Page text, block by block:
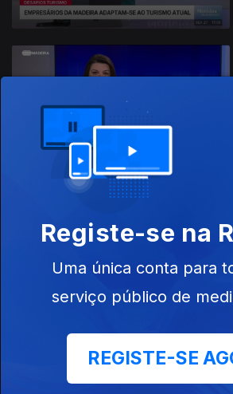
Registe-se na
Uma única conta para
serviço público de
REGISTE-SE